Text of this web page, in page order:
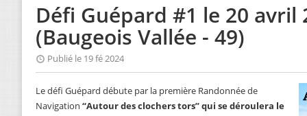
Défi Guépard #1 le 20 avril
(Baugeois Vallée - 49)
Publié le 19 fé 2024
Le défi Guépard débute par la première Randonnée de
Navigation “Autour des clochers tors” qui se déroulera le